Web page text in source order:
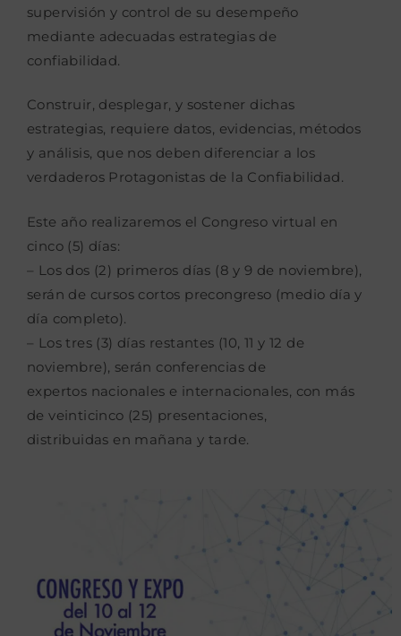
supervisión y control de su desempeño
mediante adecuadas estrategias de
confiabilidad.
Construir, desplegar, y sostener dichas
estrategias, requiere datos, evidencias, métodos
y análisis, que nos deben diferenciar a los
verdaderos Protagonistas de la Confiabilidad.
Este año realizaremos el Congreso virtual en
cinco (5) días:
– Los dos (2) primeros días (8 y 9 de noviembre),
serán de cursos cortos precongreso (medio día y
día completo).
– Los tres (3) días restantes (10, 11 y 12 de
noviembre), serán conferencias de
expertos nacionales e internacionales, con más
de veinticinco (25) presentaciones,
distribuidas en mañana y tarde.